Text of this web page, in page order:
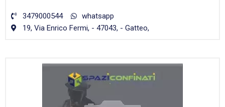
3479000544
whatsapp
19, Via Enrico Fermi, - 47043, - Gatteo,